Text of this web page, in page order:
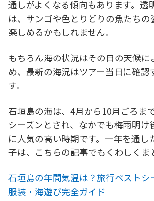
通しがよくなる傾向もあります。透
は、サンゴや色とりどりの魚たちの
楽しめるかもしれません。
もちろん海の状況はその日の天候に
め、最新の海況はツアー当日に確認
す。
石垣島の海は、4月から10月ごろま
シーズンとされ、なかでも梅雨明け
に人気の高い時期です。一年を通し
子は、こちらの記事でもくわしくま
石垣島の年間気温は？旅行ベストシ
服装・海遊び完全ガイド